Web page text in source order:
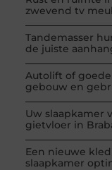
zwevend tv
Tandemasser
de juiste
Autolift of
gebouw en
Uw slaapkamer
gietvloer in
Een nieuwe
slaapkamer